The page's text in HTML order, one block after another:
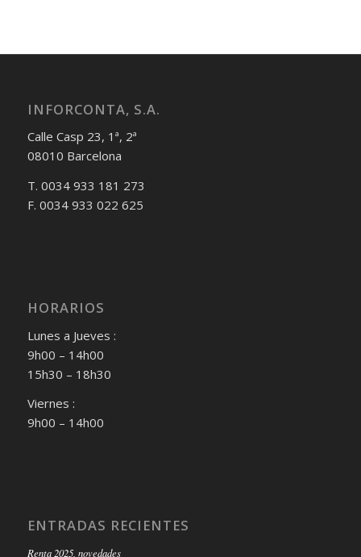
INFORCONTA, S.A.
Calle Casp 23, 1ª, 2ª
08010 Barcelona
T. 0034 933 181 273
F. 0034 933 022 625
HORARIOS
Lunes a Jueves :
9h00 – 14h00
15h30 – 18h30
Viernes :
9h00 – 14h00
ENTRADAS RECIENTES
Renta 2025, novedades